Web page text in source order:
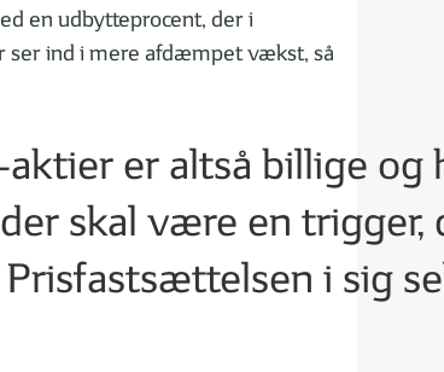
en udbytteprocent, der i
ser ind i mere afdæmpet vækst, så
er altså billige og
skal være en trigger,
i sig